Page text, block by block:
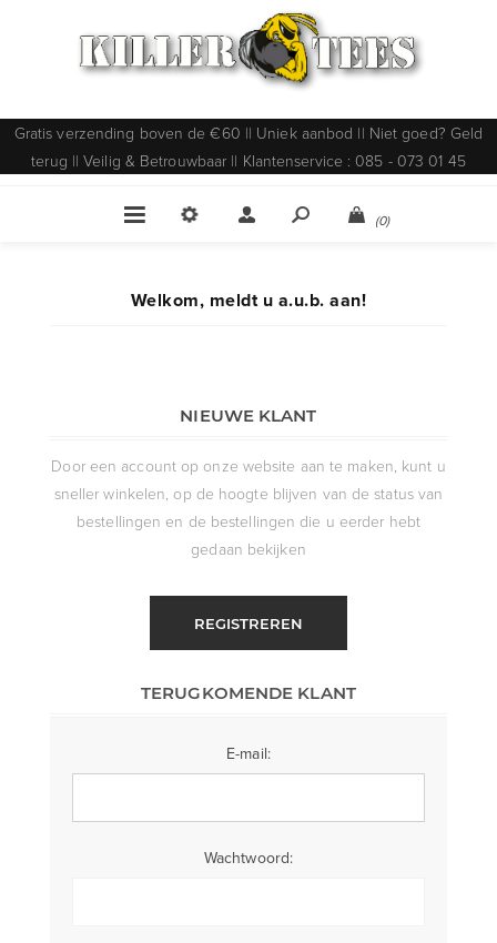
Gratis verzending boven de €60 || Uniek aanbod || Niet goed? Geld
terug || Veilig & Betrouwbaar || Klantenservice : 085 - 073 01 45
(0)
Welkom, meldt u a.u.b. aan!
NIEUWE KLANT
Door een account op onze website aan te maken, kunt u
sneller winkelen, op de hoogte blijven van de status van
bestellingen en de bestellingen die u eerder hebt
gedaan bekijken
REGISTREREN
TERUGKOMENDE KLANT
E-mail:
Wachtwoord: